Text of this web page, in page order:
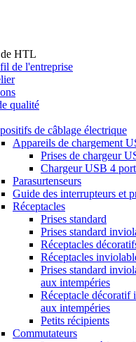
HTL
de l'entreprise
qualité
de câblage électrique
Appareils de chargement
Prises de chargeur
Chargeur USB 4
Parasurtenseurs
Guide des interrupteurs et
Réceptacles
Prises standard
Prises standard
Réceptacles
Réceptacles
Prises standard
aux intempéries
Réceptacle décoratif
aux intempéries
Petits récipients
Commutateurs